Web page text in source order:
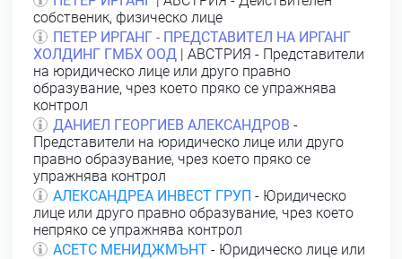
собственик, физическо лице
ПЕТЕР ИРГАНГ - ПРЕДСТАВИТЕЛ НА ИРГАНГ
ХОЛДИНГ ГМБХ ООД | АВСТРИЯ - Представители
на юридическо лице или друго правно
образувание, чрез което пряко се упражнява
контрол
ДАНИЕЛ ГЕОРГИЕВ АЛЕКСАНДРОВ -
Представители на юридическо лице или друго
правно образувание, чрез което пряко се
упражнява контрол
АЛЕКСАНДРЕА ИНВЕСТ ГРУП - Юридическо
лице или друго правно образувание, чрез което
непряко се упражнява контрол
АСЕТС МЕНИДЖМЪНТ - Юридическо лице или